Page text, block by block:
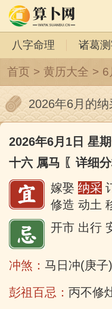
八字命理 诸葛
首页 > 黄历大全 > 6
2026年6月的
2026年6月1日 星
十六 属马 〖详细
嫁娶 纳采
修造 动土
开市 出行
冲煞： 马日冲(庚子
彭祖百忌： 丙不修